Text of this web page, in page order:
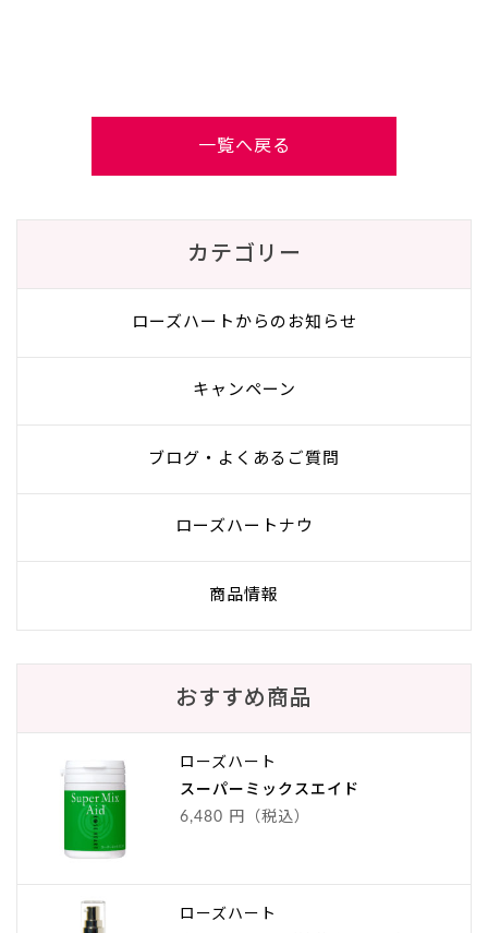
一覧へ戻る
カテゴリー
ローズハートからのお知らせ
キャンペーン
ブログ・よくあるご質問
ローズハートナウ
商品情報
おすすめ商品
ローズハート
スーパーミックスエイド
6,480 円（税込）
ローズハート